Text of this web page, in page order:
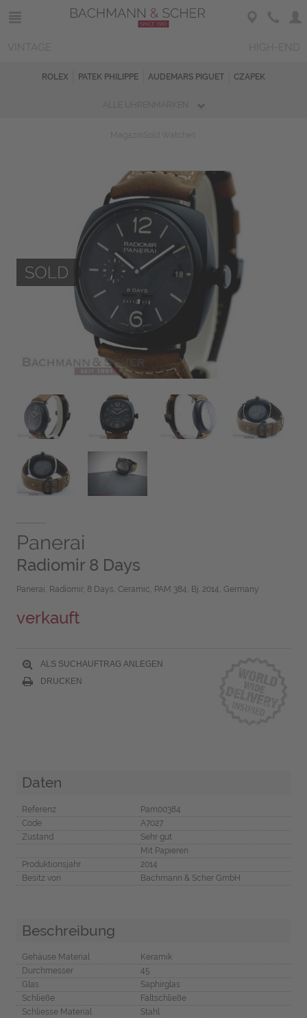
ROLEX PATEK PHILIPPE AUDEMARS PIGUET CZAPEK
Panerai
Radiomir 8 Days
Panerai, Radiomir, 8 Days, Ceramic, PAM 384, Bj. 2014, Germany
verkauft
ALS SUCHAUFTRAG ANLEGEN
DRUCKEN
Daten
Referenz
Pam00384
Code
A7027
Zustand
Sehr gut
Mit Papieren
Produktionsjahr
2014
Besitz von
Bachmann & Scher GmbH
Beschreibung
Gehäuse Material
Keramik
Durchmesser
45
Glas
Saphirglas
Schließe
Faltschließe
Schliesse Material
Stahl